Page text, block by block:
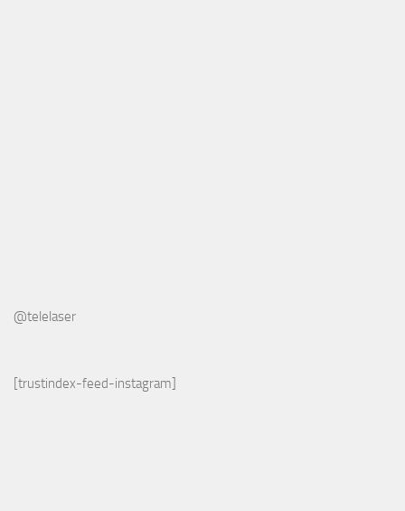
@telelaser
[trustindex-feed-instagram]